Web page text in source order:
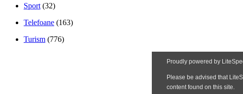
Sport (32)
Telefoane (163)
Turism (776)